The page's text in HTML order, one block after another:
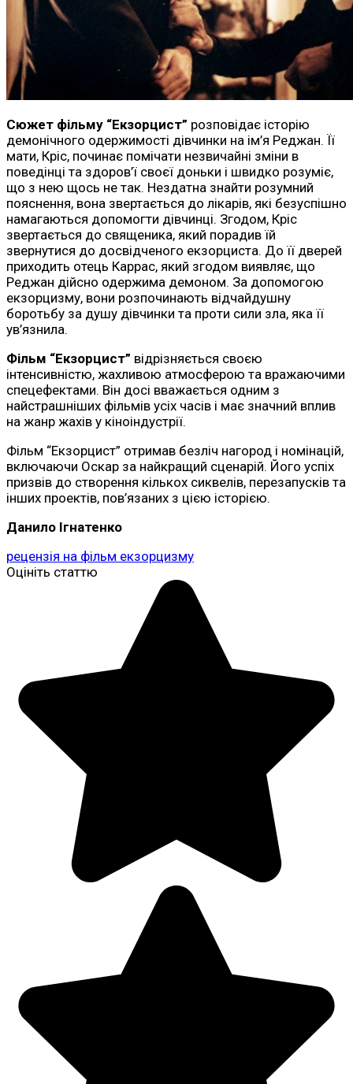
Сюжет фільму “Екзорцист” розповідає історію
демонічного одержимості дівчинки на ім’я Реджан. Її
мати, Кріс, починає помічати незвичайні зміни в
поведінці та здоров’ї своєї доньки і швидко розуміє,
що з нею щось не так. Нездатна знайти розумний
пояснення, вона звертається до лікарів, які безуспішно
намагаються допомогти дівчинці. Згодом, Кріс
звертається до священика, який порадив їй
звернутися до досвідченого екзорциста. До її дверей
приходить отець Каррас, який згодом виявляє, що
Реджан дійсно одержима демоном. За допомогою
екзорцизму, вони розпочинають відчайдушну
боротьбу за душу дівчинки та проти сили зла, яка її
ув’язнила.
Фільм “Екзорцист” відрізняється своєю
інтенсивністю, жахливою атмосферою та вражаючими
спецефектами. Він досі вважається одним з
найстрашніших фільмів усіх часів і має значний вплив
на жанр жахів у кіноіндустрії.
Фільм “Екзорцист” отримав безліч нагород і номінацій,
включаючи Оскар за найкращий сценарій. Його успіх
призвів до створення кількох сиквелів, перезапусків та
інших проектів, пов’язаних з цією історією.
Данило Ігнатенко
рецензія на фільм екзорцизму
Оцініть статтю